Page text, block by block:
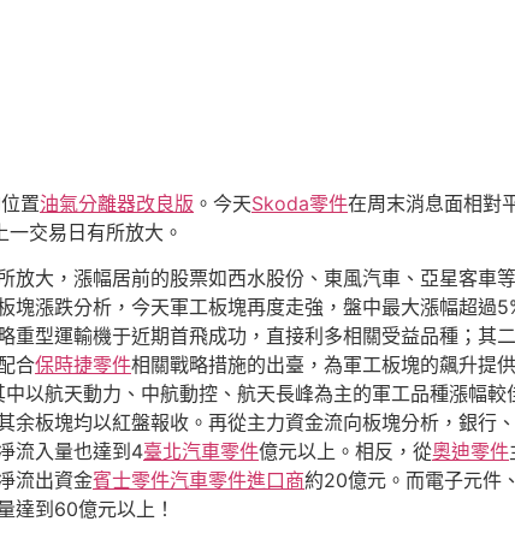
置油氣分離器改良版 。今天Skoda零件在周末消息面相對
交易日有所放大。
放大，漲幅居前的股票如西水股份、東風汽車、亞星客車
塊漲跌分析，今天軍工板塊再度走強，盤中最大漲幅超過
重型運輸機于近期首飛成功，直接利多相關受益品種；其
合保時捷零件相關戰略措施的出臺，為軍工板塊的飆升提
中以航天動力、中航動控、航天長峰為主的軍工品種漲幅
余板塊均以紅盤報收。再從主力資金流向板塊分析，銀行
流入量也達到4臺北汽車零件億元以上。相反，從奧迪零件
流出資金賓士零件汽車零件進口商約20億元。而電子元件
達到60億元以上！